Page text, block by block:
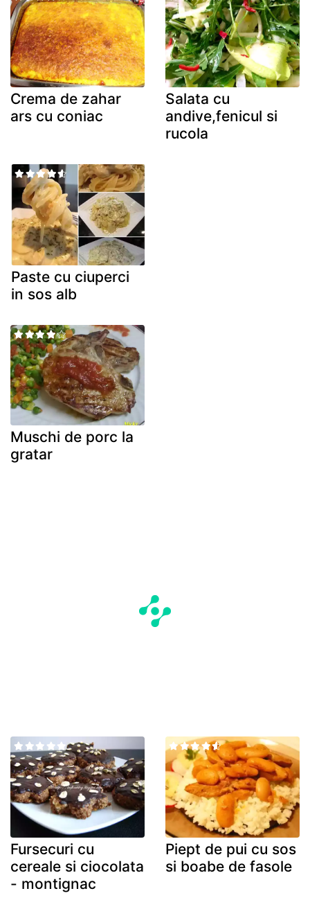
Crema de zahar
ars cu coniac
Salata cu
andive,fenicul si
rucola
Paste cu ciuperci
in sos alb
Muschi de porc la
gratar
Fursecuri cu
cereale si ciocolata
- montignac
Piept de pui cu sos
si boabe de fasole